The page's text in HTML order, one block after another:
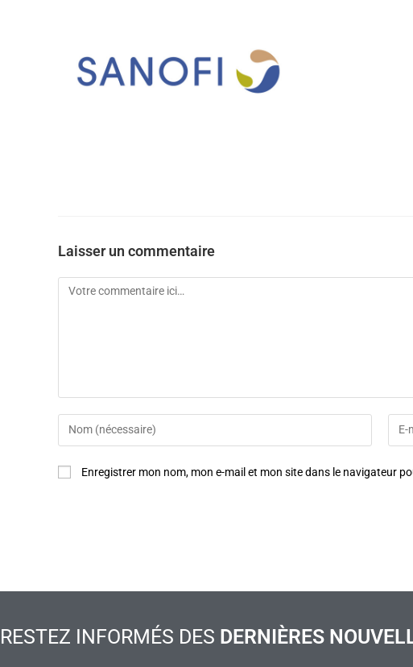
Laisser un commentaire
Enregistrer mon nom, mon e-mail et mon site dans le navigateur
RESTEZ INFORMÉS DES DERNIÈRES